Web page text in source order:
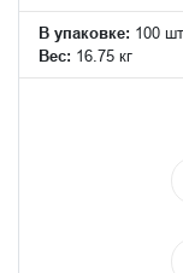
В упаковке: 100 шт
Вес: 16.75 кг